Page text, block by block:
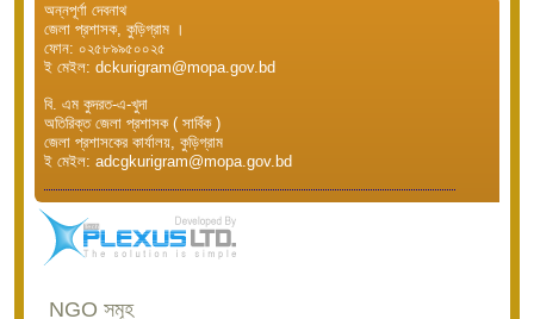
অন্নপূর্ণা দেবনাথ
জেলা প্রশাসক, কুড়িগ্রাম ।
ফোন: ০২৫৮৯৯৫০০২৫
ই মেইল: dckurigram@mopa.gov.bd
বি. এম কুদরত-এ-খুদা
অতিরিক্ত জেলা প্রশাসক ( সার্বিক )
জেলা প্রশাসকের কার্যালয়, কুড়িগ্রাম
ই মেইল: adcgkurigram@mopa.gov.bd
NGO সমূহ